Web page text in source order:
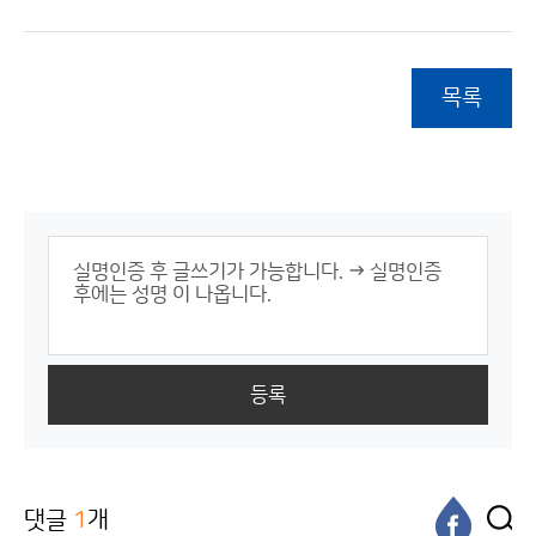
목록
등록
댓글 1 개